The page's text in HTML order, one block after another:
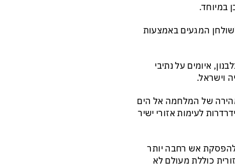
במיוחד.
המגעים באמצעות
איומים על נתיבי
וישראל.
של המלחמה אל הים
לעימות אזורי ישיר
להפסקת אש רחבה יותר
כוללת מעולם לא